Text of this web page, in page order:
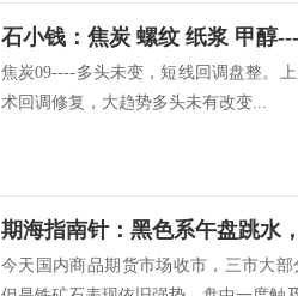
石小钱：焦炭 螺纹 纸浆 甲醇
焦炭09----多头未变，短线回调盘整。
术回调修复，大趋势多头未有改变...
期海指南针：黑色系午盘跳水
今天国内商品期货市场收市，三市大